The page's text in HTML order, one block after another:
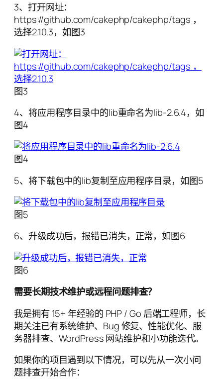
3、打开网址：
https://github.com/cakephp/cakephp/tags ，
选择2.10.3，如图3
图3
4、将应用程序目录中的lib重命名为lib-2.6.4，如
图4
图4
5、将下载包中的lib复制至应用程序目录，如图5
图5
6、升级成功后，报错已消失，正常，如图6
图6
需要长期技术维护或远程问题排查？
我是拥有 15+ 年经验的 PHP / Go 后端工程师，长
期关注已有系统维护、Bug 修复、性能优化、服
务器排查、WordPress 网站维护和小功能迭代。
如果你的项目遇到以下情况，可以先从一次小问
题排查开始合作：